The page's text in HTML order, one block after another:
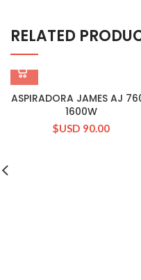
RELATED
ASPIRADORA JAMES AJ
1600W
$USD 90.00